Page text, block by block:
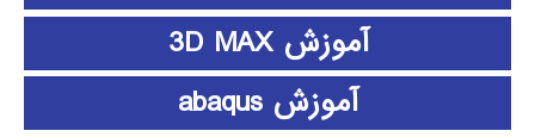
آموزش 3D MAX
آموزش abaqus